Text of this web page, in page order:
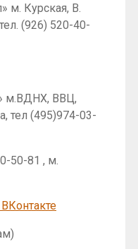
м. Курская, В.
(926) 520-40-
м.ВДНХ, ВВЦ,
тел (495)974-03-
50-81 , м.